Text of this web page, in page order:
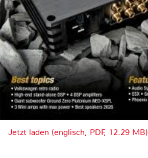
Jetzt laden (englisch, PDF, 12.29 MB)